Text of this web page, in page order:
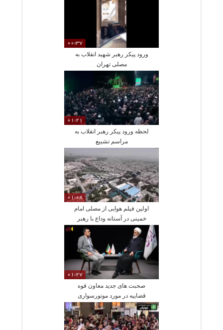
00:37
ورود پیکر رهبر شهید انقلاب به
مصلی تهران
01:21
لحظه ورود پیکر رهبر انقلاب به
مراسم تشییع
01:08
اولین فیلم هوایی از مصلی امام
خمینی در آستانه وداع با رهبر
01:27
صحبت های جدید معاون قوه
قضاییه در مورد موتورسواری
زنان